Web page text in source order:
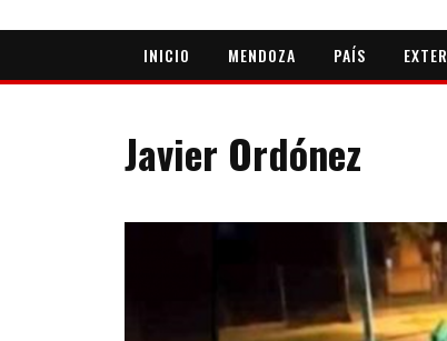
INICIO MENDOZA PAÍS
Javier Ordónez